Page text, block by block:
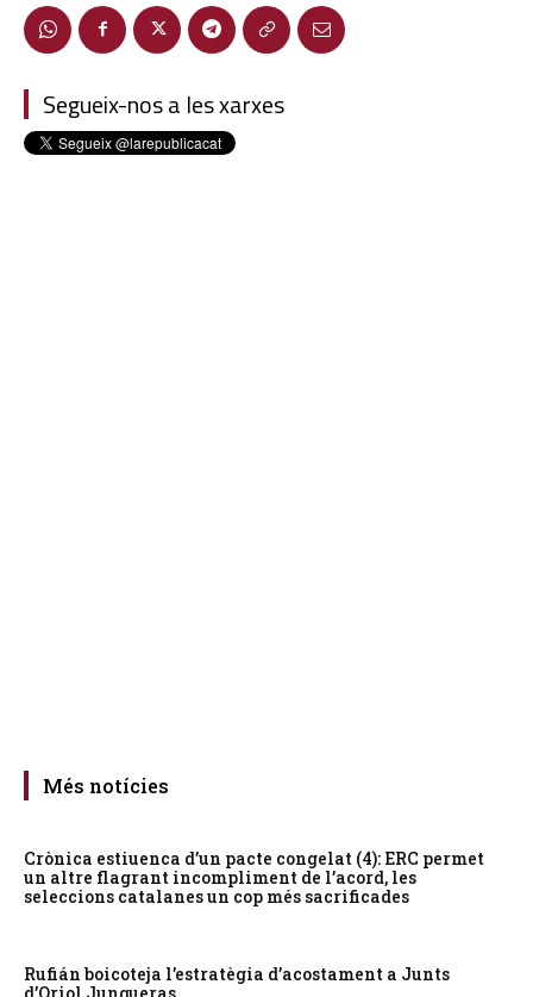
Segueix-nos a les xarxes
Més notícies
Crònica estiuenca d’un pacte congelat (4): ERC permet
un altre flagrant incompliment de l’acord, les
seleccions catalanes un cop més sacrificades
Rufián boicoteja l’estratègia d’acostament a Junts
d’Oriol Junqueras